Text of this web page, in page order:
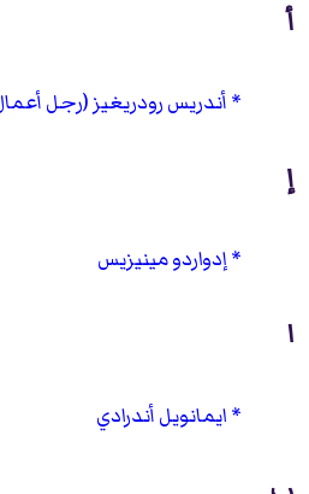
أ
أندريس رودريغيز (رجل
إ
إدواردو مينيزيس
ا
ايمانويل أندرادي